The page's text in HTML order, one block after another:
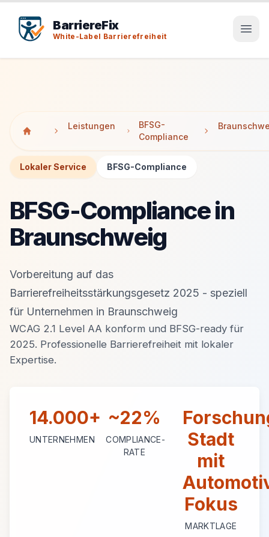
BarriereFix
White-Label Barrierefreiheit
Leistungen
BFSG-
Compliance
Lokaler Service BFSG-Compliance
BFSG-Compliance in
Braunschweig
Vorbereitung auf das
Barrierefreiheitsstärkungsgesetz 2025 - speziell
für Unternehmen in Braunschweig
WCAG 2.1 Level AA konform und BFSG-ready für
2025. Professionelle Barrierefreiheit mit lokaler
Expertise.
14.000+
UNTERNEHMEN
~22%
COMPLIANCE-
RATE
Stadt
mit
Fokus
MARKTLAGE